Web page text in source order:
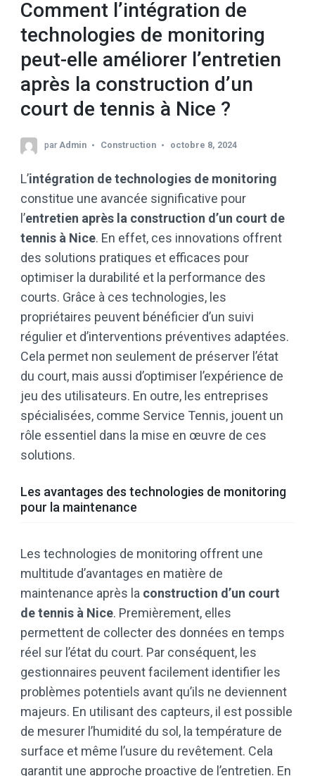
Comment l’intégration de
technologies de monitoring
peut-elle améliorer l’entretien
après la construction d’un
court de tennis à Nice ?
parAdmin Construction octobre 8, 2024
L’intégration de technologies de monitoring
constitue une avancée significative pour
l’entretien après la construction d’un court de
tennis à Nice. En effet, ces innovations offrent
des solutions pratiques et efficaces pour
optimiser la durabilité et la performance des
courts. Grâce à ces technologies, les
propriétaires peuvent bénéficier d’un suivi
régulier et d’interventions préventives adaptées.
Cela permet non seulement de préserver l’état
du court, mais aussi d’optimiser l’expérience de
jeu des utilisateurs. En outre, les entreprises
spécialisées, comme Service Tennis, jouent un
rôle essentiel dans la mise en œuvre de ces
solutions.
Les avantages des technologies de monitoring
pour la maintenance
Les technologies de monitoring offrent une
multitude d’avantages en matière de
maintenance après la construction d’un court
de tennis à Nice. Premièrement, elles
permettent de collecter des données en temps
réel sur l’état du court. Par conséquent, les
gestionnaires peuvent facilement identifier les
problèmes potentiels avant qu’ils ne deviennent
majeurs. En utilisant des capteurs, il est possible
de mesurer l’humidité du sol, la température de
surface et même l’usure du revêtement. Cela
garantit une approche proactive de l’entretien. En